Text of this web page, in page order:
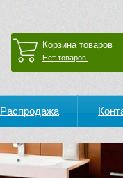
Корзина товаров
Нет товаров.
Распродажа